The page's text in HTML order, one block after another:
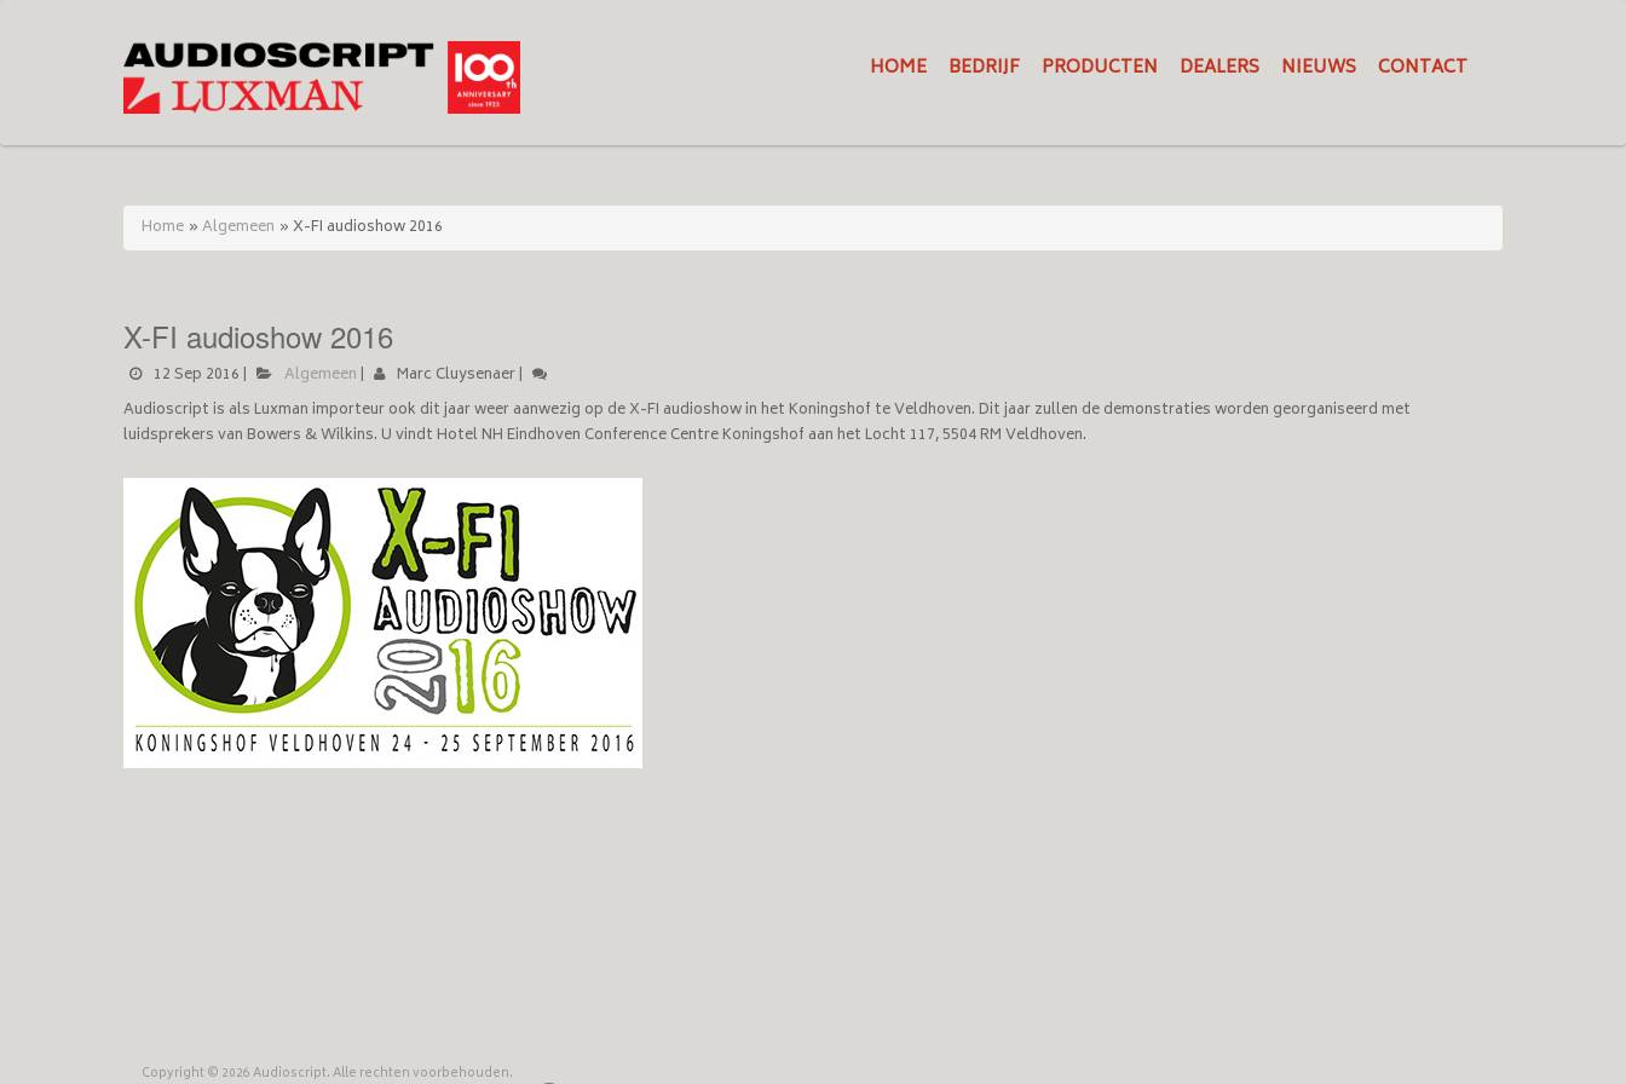
HOME BEDRIJF PRODUCTEN DEALERS NIEUWS CONTACT
Home »Algemeen »X-FI audioshow 2016
X-FI audioshow 2016
12 Sep 2016 | Algemeen | Marc Cluysenaer|
Audioscript is als Luxman importeur ook dit jaar weer aanwezig op de X-FI audioshow in het Koningshof te Veldhoven. Dit jaar zullen de demonstraties worden georganiseerd met
luidsprekers van Bowers & Wilkins. U vindt Hotel NH Eindhoven Conference Centre Koningshof aan het Locht 117, 5504 RM Veldhoven.
Copyright © 2026 Audioscript. Alle rechten voorbehouden.